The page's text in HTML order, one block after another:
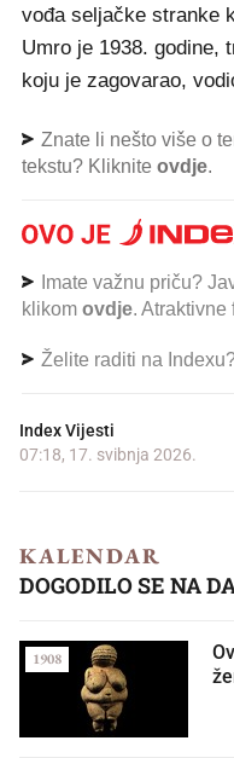
vođa seljačke stranke
Umro je 1938. godine,
koju je zagovarao,
Znate li nešto više o
tekstu? Kliknite ovdje.
Imate važnu priču?
klikom ovdje.
Želite raditi na
Index Vijesti
07:18, 17. svibnja 2026.
KALENDAR
DOGODILO SE NA
1908